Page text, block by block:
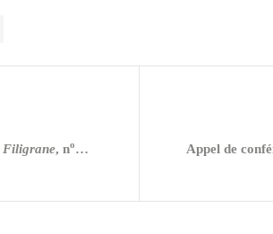
Filigrane, no26